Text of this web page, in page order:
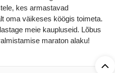
kes armastavad
oma väikeses köögis toimeta.
meie kaupluseid. Lõbus
maraton alaku!